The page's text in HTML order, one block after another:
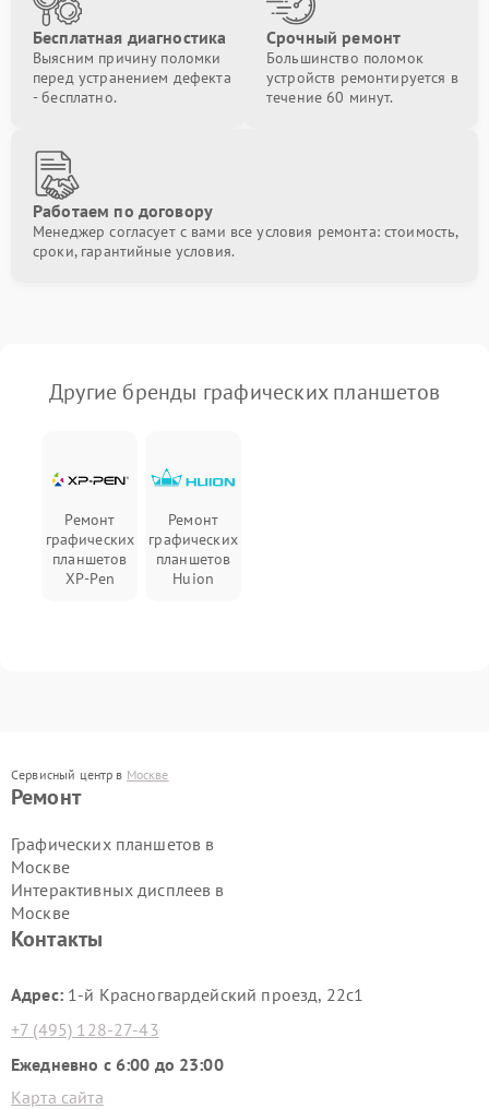
Бесплатная диагностика
Выясним причину поломки
перед устранением дефекта
- бесплатно.
Срочный ремонт
Большинство поломок
устройств ремонтируется в
течение 60 минут.
Работаем по договору
Менеджер согласует с вами все условия ремонта: стоимость,
сроки, гарантийные условия.
Другие бренды графических планшетов
Ремонт
графических
планшетов
XP-Pen
Ремонт
графических
планшетов
Huion
Сервисный центр в Москве
Ремонт
Графических планшетов в
Москве
Интерактивных дисплеев в
Москве
Контакты
Адрес: 1-й Красногвардейский проезд, 22с1
+7 (495) 128-27-43
Ежедневно с 6:00 до 23:00
Карта сайта